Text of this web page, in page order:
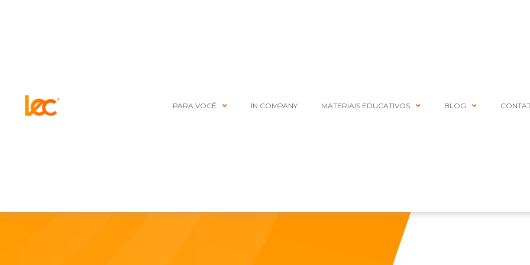
PARA VOCÊ IN COMPANY MATERIAIS EDUCATIVOS BLOG